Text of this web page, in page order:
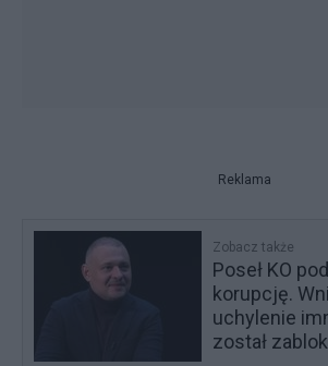
Reklama
Zobacz także
Poseł KO
korupcję.
uchylenie
został